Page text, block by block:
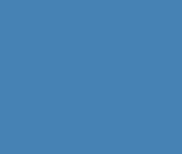
A kint elkezdett
mindemellett megnyerte a Knorr-
szemeszterhez vezethetők